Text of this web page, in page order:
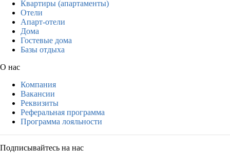
Квартиры (апартаменты)
Отели
Апарт-отели
Дома
Гостевые дома
Базы отдыха
О нас
Компания
Вакансии
Реквизиты
Реферальная программа
Программа лояльности
Подписывайтесь на нас